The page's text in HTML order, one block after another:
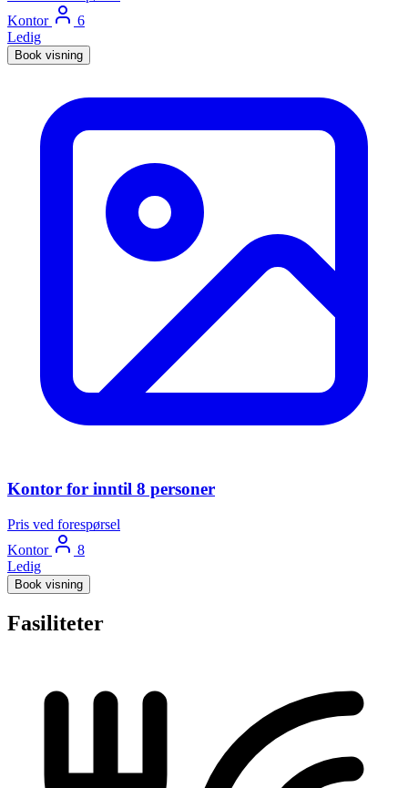
Kontor
6
Ledig
Book visning
Kontor for inntil 8 personer
Pris ved forespørsel
Kontor
8
Ledig
Book visning
Fasiliteter